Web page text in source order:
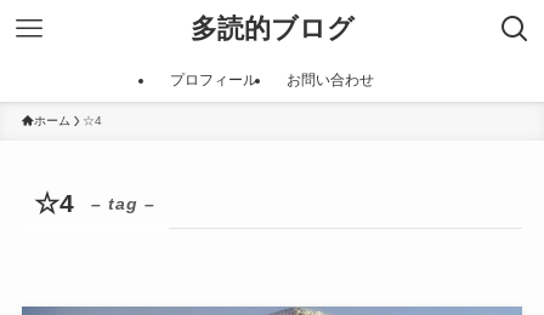
多読的ブログ
プロフィール お問い合わせ
ホーム ☆4
☆4 – tag –